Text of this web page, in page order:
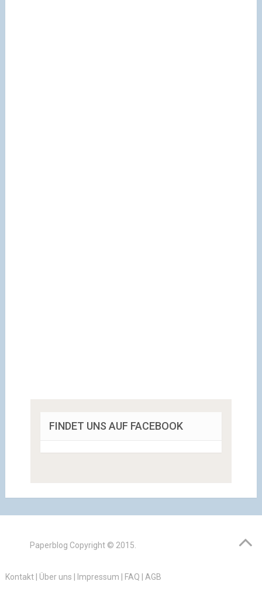
FINDET UNS AUF FACEBOOK
Paperblog Copyright © 2015.
Kontakt| Über uns Impressum FAQ AGB